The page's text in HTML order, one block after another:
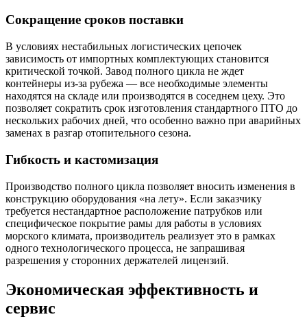
Сокращение сроков поставки
В условиях нестабильных логистических цепочек
зависимость от импортных комплектующих становится
критической точкой. Завод полного цикла не ждет
контейнеры из-за рубежа — все необходимые элементы
находятся на складе или производятся в соседнем цеху. Это
позволяет сократить срок изготовления стандартного ПТО до
нескольких рабочих дней, что особенно важно при аварийных
заменах в разгар отопительного сезона.
Гибкость и кастомизация
Производство полного цикла позволяет вносить изменения в
конструкцию оборудования «на лету». Если заказчику
требуется нестандартное расположение патрубков или
специфическое покрытие рамы для работы в условиях
морского климата, производитель реализует это в рамках
одного технологического процесса, не запрашивая
разрешения у сторонних держателей лицензий.
Экономическая эффективность и
сервис